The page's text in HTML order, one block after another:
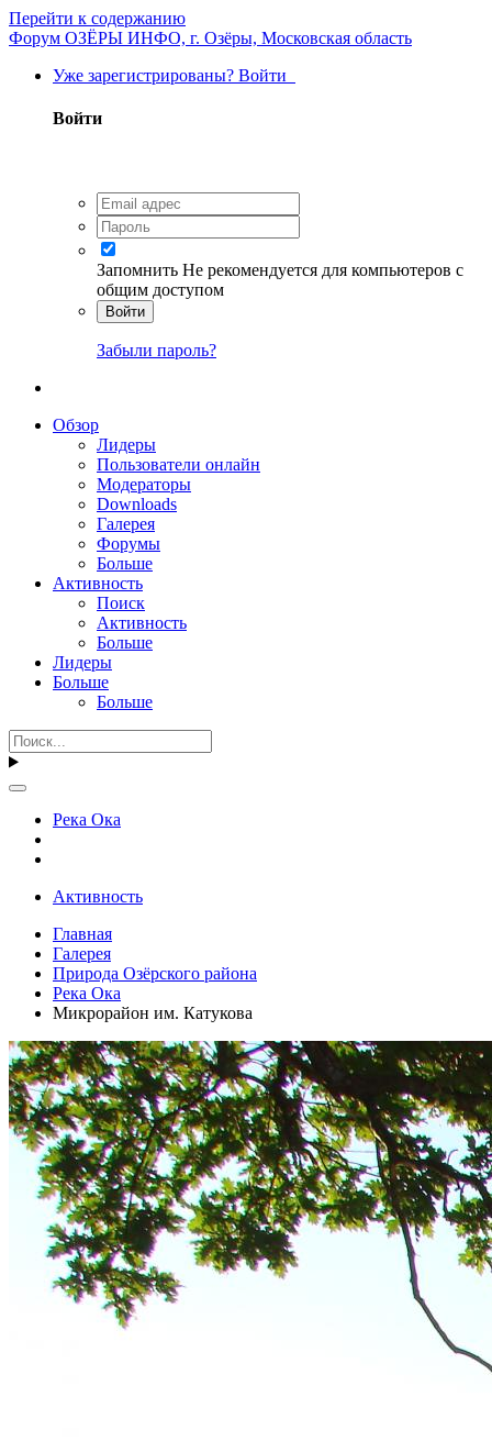
Перейти к содержанию
Форум ОЗЁРЫ ИНФО, г. Озёры, Московская область
Уже зарегистрированы? Войти
Войти
Запомнить Не рекомендуется для компьютеров с
общим доступом
Войти
Забыли пароль?
Обзор
Лидеры
Пользователи онлайн
Модераторы
Downloads
Галерея
Форумы
Больше
Активность
Поиск
Активность
Больше
Лидеры
Больше
Больше
Река Ока
Активность
Главная
Галерея
Природа Озёрского района
Река Ока
Микрорайон им. Катукова